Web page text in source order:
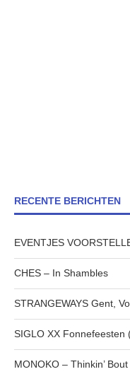
RECENTE BERICHTEN
EVENTJES
CHES – In Shambles
STRANGEWAYS Gent,
SIGLO XX Fonnefeesten
MONOKO – Thinkin’